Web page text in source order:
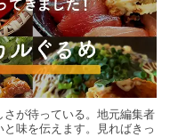
が待っている。地元編集者
味を伝えます。見ればきっ